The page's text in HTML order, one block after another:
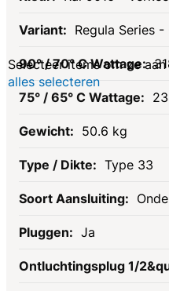
Regula Series
50.6 kg
Type 33
Ja
Selecteer items om ze
alles selecteren